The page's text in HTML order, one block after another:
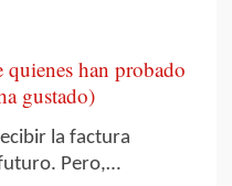
la factura
Pero,…